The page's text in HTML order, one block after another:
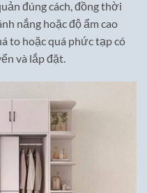
đúng cách, đồng thời
nắng hoặc độ ẩm cao
to hoặc quá phức tạp có
và lắp đặt.